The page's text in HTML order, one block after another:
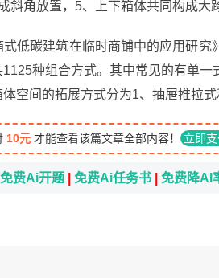
斜角放置，5、上下箱体共同构成大
低碳建筑在临时商铺中的应用研
种组合方式。其中常见的有单
空间的拓展方式分为1、抽屉推拉式
10元 才能查看该篇文章全部内容！ 立即
免费Ai开题 免费Ai任务书 免费降AI